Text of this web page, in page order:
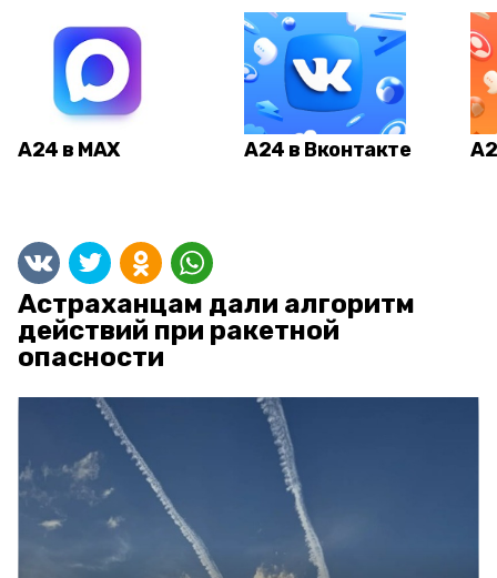
А24 в MAX А24 в Вконтакте
Астраханцам дали алгоритм
действий при ракетной
опасности